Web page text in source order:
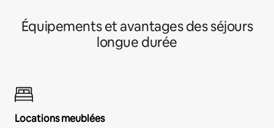
Équipements et avantages des séjours
longue durée
Locations meublées